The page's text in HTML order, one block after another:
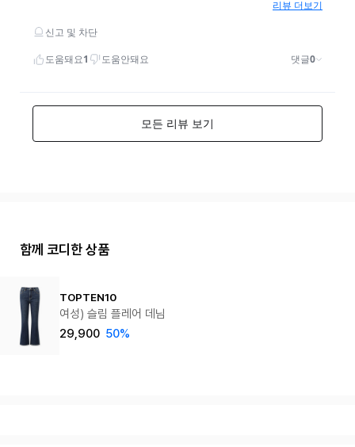
함께 코디한 상품
TOPTEN10
여성) 슬림 플레어 데님
29,900 50%